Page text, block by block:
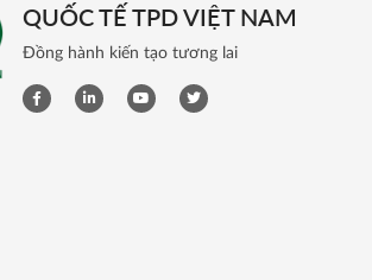
QUỐC TẾ TPD VIỆT NAM
Đồng hành kiến tạo tương lai